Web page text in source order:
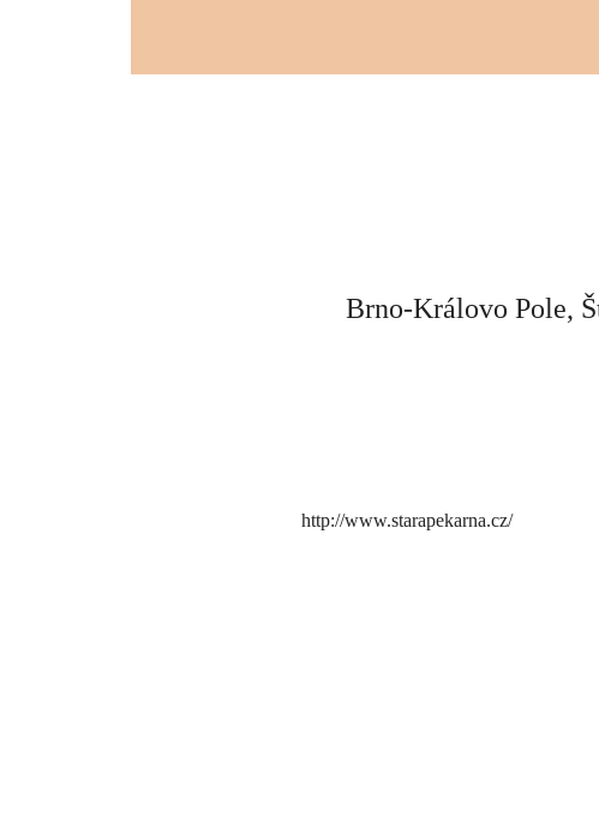
Brno-Královo Pole,
http://www.starapekarna.cz/